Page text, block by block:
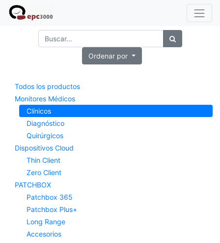
Ordenar por
Todos los productos
Monitores Médicos
Clínicos
Diagnóstico
Quirúrgicos
Dispositivos Cloud
Thin Client
Zero Client
PATCHBOX
Patchbox 365
Patchbox Plus+
Long Range
Accesorios